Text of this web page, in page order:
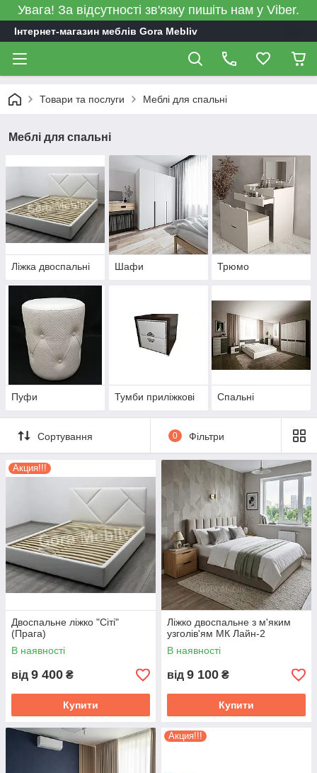
Увага! За відсутності зв'язку пишіть нам у Viber.
Інтернет-магазин меблів Gora Mebliv
Товари та послуги Меблі для спальні
Меблі для спальні
Ліжка двоспальні Шафи Трюмо
Пуфи Тумби приліжкові Спальні
Сортування 0 Фільтри
Акция!!!
Двоспальне ліжко "Сіті"
(Прага)
В наявності
від 9 400 ₴
Купити
Ліжко двоспальне з м'яким
узголів'ям МК Лайн-2
В наявності
від 9 100 ₴
Купити
Акция!!!